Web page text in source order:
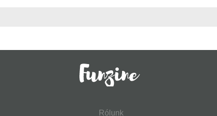
Rólunk